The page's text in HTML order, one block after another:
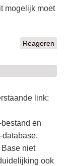
mogelijk moet
Reageren
link:
en
database.
niet
ook